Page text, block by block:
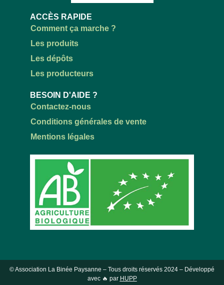
ACCÈS RAPIDE
Comment ça marche ?
Les produits
Les dépôts
Les producteurs
BESOIN D'AIDE ?
Contactez-nous
Conditions générales de vente
Mentions légales
© Association La Binée Paysanne – Tous droits réservés 2024 – Développé
avec 🔥 par HUPP